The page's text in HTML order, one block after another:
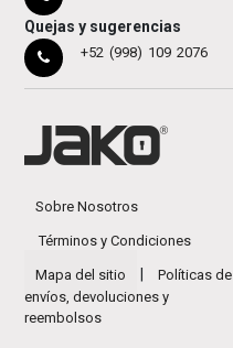
Quejas y sugerencias
+52 (998) 109 2076
Sobre Nosotros
Términos y Condiciones
Mapa del sitio
Políticas de
envíos, devoluciones y
reembolsos